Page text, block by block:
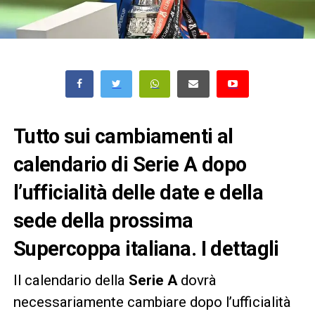
Tutto sui cambiamenti al
calendario di Serie A dopo
l’ufficialità delle date e della
sede della prossima
Supercoppa italiana. I dettagli
Il calendario della Serie Adovrà
necessariamente cambiare dopo l’ufficialità